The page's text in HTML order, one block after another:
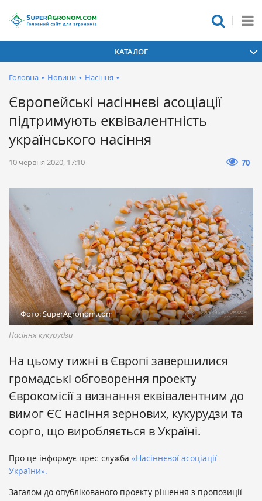
КАТАЛОГ
Головна • Новини • Насіння •
Європейські насіннєві асоціації
підтримують еквівалентність
українського насіння
10 червня 2020, 17:10 70
Фото: SuperAgronom.com
Насіння кукурудзи
На цьому тижні в Європі завершилися
громадські обговорення проекту
Єврокомісії з визнання еквівалентним до
вимог ЄС насіння зернових, кукурудзи та
сорго, що виробляється в Україні.
Про це інформує прес-служба «Насіннєвої асоціації
України».
Загалом до опублікованого проекту рішення з пропозиції